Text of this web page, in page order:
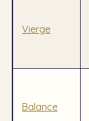
Vierge
Balance